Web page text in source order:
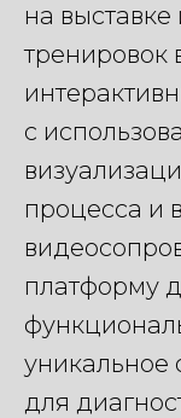
на
тренировок
с
процесса и
платформу
уникальное
для